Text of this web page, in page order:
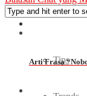
Tips
Arti Frasa